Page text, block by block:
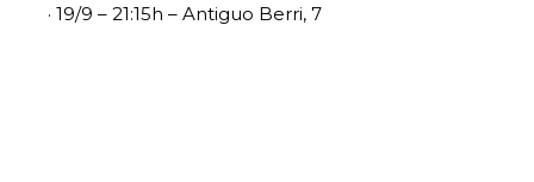
· 19/9 – 21:15h – Antiguo Berri, 7